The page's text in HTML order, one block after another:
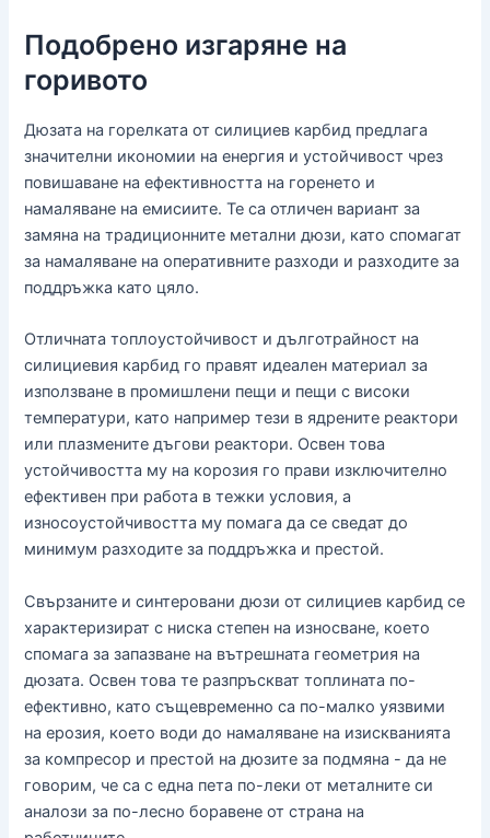
Подобрено изгаряне на
горивото
Дюзата на горелката от силициев карбид предлага
значителни икономии на енергия и устойчивост чрез
повишаване на ефективността на горенето и
намаляване на емисиите. Те са отличен вариант за
замяна на традиционните метални дюзи, като спомагат
за намаляване на оперативните разходи и разходите за
поддръжка като цяло.
Отличната топлоустойчивост и дълготрайност на
силициевия карбид го правят идеален материал за
използване в промишлени пещи и пещи с високи
температури, като например тези в ядрените реактори
или плазмените дъгови реактори. Освен това
устойчивостта му на корозия го прави изключително
ефективен при работа в тежки условия, а
износоустойчивостта му помага да се сведат до
минимум разходите за поддръжка и престой.
Свързаните и синтеровани дюзи от силициев карбид се
характеризират с ниска степен на износване, което
спомага за запазване на вътрешната геометрия на
дюзата. Освен това те разпръскват топлината по-
ефективно, като същевременно са по-малко уязвими
на ерозия, което води до намаляване на изискванията
за компресор и престой на дюзите за подмяна - да не
говорим, че са с една пета по-леки от металните си
аналози за по-лесно боравене от страна на